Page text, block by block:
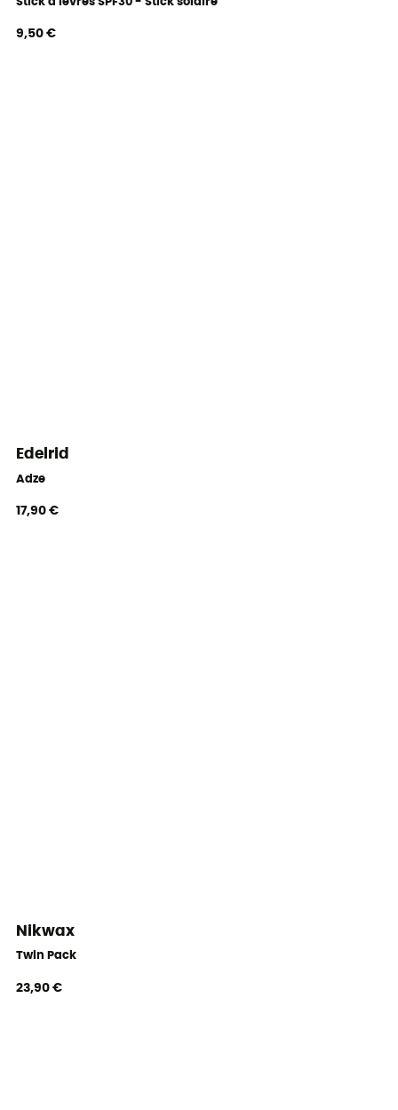
9,50 €
Edelrid
Adze
17,90 €
Nikwax
Twin Pack
23,90 €